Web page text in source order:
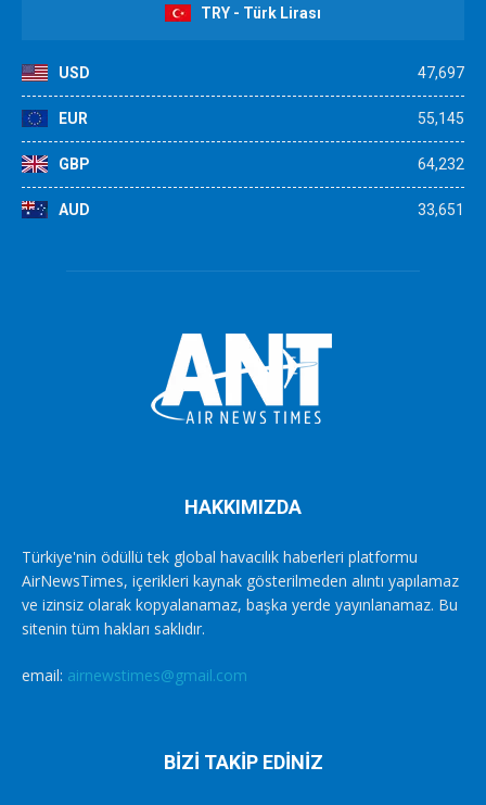
TRY - Türk Lirası
USD 47,697
EUR 55,145
GBP 64,232
AUD 33,651
HAKKIMIZDA
Türkiye'nin ödüllü tek global havacılık haberleri platformu
AirNewsTimes, içerikleri kaynak gösterilmeden alıntı yapılamaz
ve izinsiz olarak kopyalanamaz, başka yerde yayınlanamaz. Bu
sitenin tüm hakları saklıdır.
email: airnewstimes@gmail.com
BİZİ TAKİP EDİNİZ